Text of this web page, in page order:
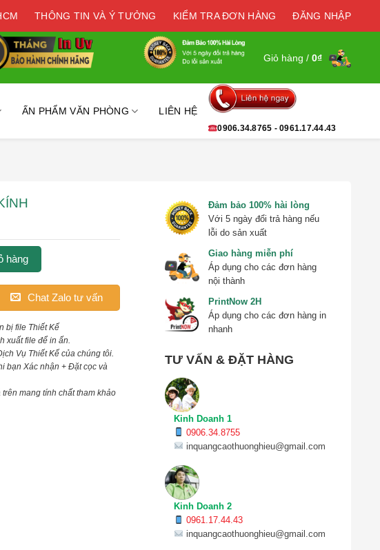
THÔNG TIN VÀ Ý TƯỞNG KIỂM TRA ĐƠN HÀNG ĐĂNG NHẬP
Giỏ hàng / 0₫
ẤN PHẨM VĂN PHÒNG LIÊN HỆ
0906.34.8765 - 0961.17.44.43
hàng
Chat Zalo tư vấn
bị file Thiết Kế
xuất file để in ấn.
Vụ Thiết Kế của chúng tôi.
bạn Xác nhận + Đặt cọc và
trên mang tính chất tham khảo
Đảm bảo 100% hài lòng
Với 5 ngày đổi trả hàng nếu
lỗi do sản xuất
Giao hàng miễn phí
Áp dụng cho các đơn hàng
nội thành
PrintNow 2H
Áp dụng cho các đơn hàng in
nhanh
TƯ VẤN & ĐẶT HÀNG
Kinh Doanh 1
0906.34.8755
inquangcaothuonghieu@gmail.com
Kinh Doanh 2
0961.17.44.43
inquangcaothuonghieu@gmail.com